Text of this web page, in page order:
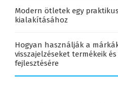
Modern ötletek egy
kialakításához
Hogyan használják a
visszajelzéseket termékeik
fejlesztésére